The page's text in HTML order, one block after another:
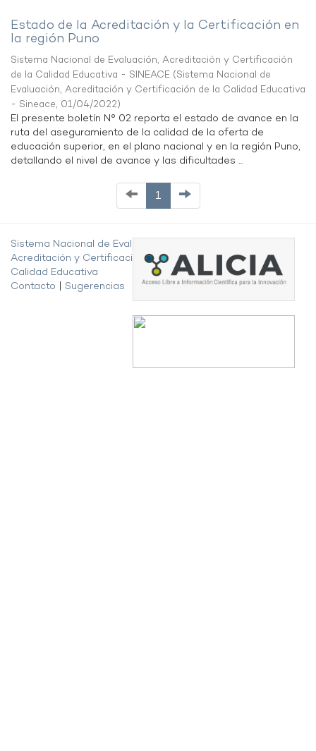
Estado de la Acreditación y la Certificación en
la región Puno
Sistema Nacional de Evaluación, Acreditación y Certificación
de la Calidad Educativa - SINEACE (Sistema Nacional de
Evaluación, Acreditación y Certificación de la Calidad Educativa
- Sineace, 01/04/2022)
El presente boletín N° 02 reporta el estado de avance en la
ruta del aseguramiento de la calidad de la oferta de
educación superior, en el plano nacional y en la región Puno,
detallando el nivel de avance y las dificultades ...
1
Sistema Nacional de Evaluación,
Acreditación y Certificación de la
Calidad Educativa
Contacto
Sugerencias